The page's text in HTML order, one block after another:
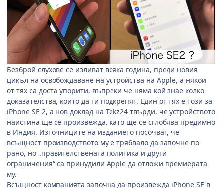
Безброй слухове се изливат всяка година, преди новия
цикъл на освобождаване на устройства на Apple, а някои
от тях са доста упорити, въпреки че няма кой знае колко
доказателства, които да ги подкрепят. Един от тях е този за
iPhone SE 2, а нов доклад на Tekz24 твърди, че устройството
наистина ще се произвежда, като ще се сглобява предимно
в Индия. Източниците на изданието посочват, че
всъщност производството му е трябвало да започне по-
рано, но „правителствената политика и други
ограничения“ са принудили Apple да отложи премиерата
му.
Всъщност компанията започна да произвежда iPhone SE в